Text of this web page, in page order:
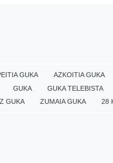
GUKA AZKOITIA GUKA
GUKA GUKA TELEBISTA
GUKA ZUMAIA GUKA 28